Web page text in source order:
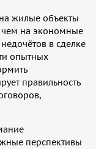
жилые объекты
на экономные
в сделке
опытных
правильность
перспективы